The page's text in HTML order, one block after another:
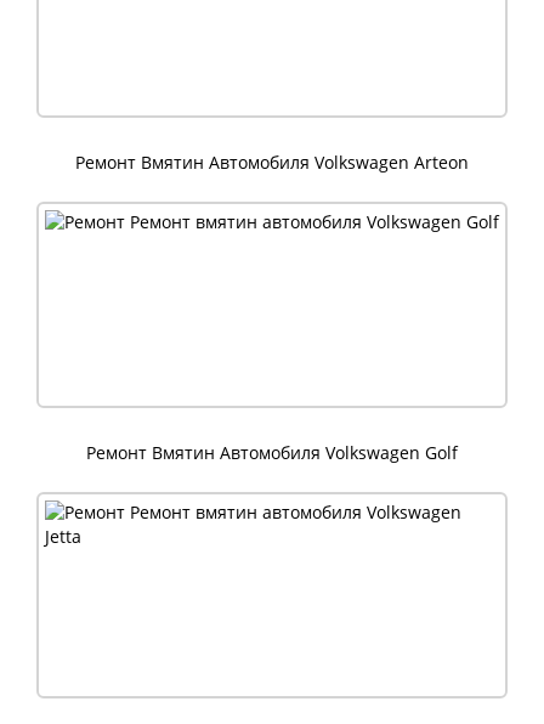
Ремонт Вмятин Автомобиля Volkswagen Arteon
Ремонт Вмятин Автомобиля Volkswagen Golf